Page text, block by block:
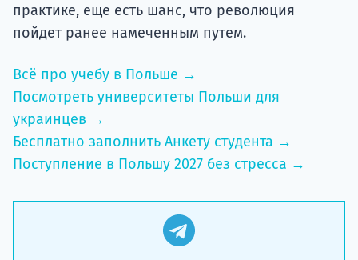
практике, еще есть шанс, что революция
пойдет ранее намеченным путем.
Всё про учебу в Польше →
Посмотреть университеты Польши для
украинцев →
Бесплатно заполнить Анкету студента →
Поступление в Польшу 2027 без стресса →